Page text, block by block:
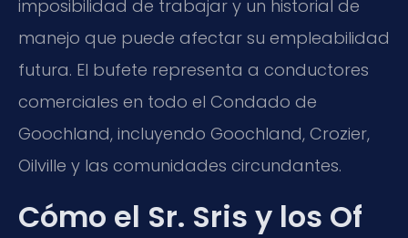
imposibilidad de trabajar y un historial de
manejo que puede afectar su empleabilidad
futura. El bufete representa a conductores
comerciales en todo el Condado de
Goochland, incluyendo Goochland, Crozier,
Oilville y las comunidades circundantes.
Cómo el Sr. Sris y los Of